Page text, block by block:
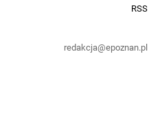
RSS
redakcja@epoznan.pl